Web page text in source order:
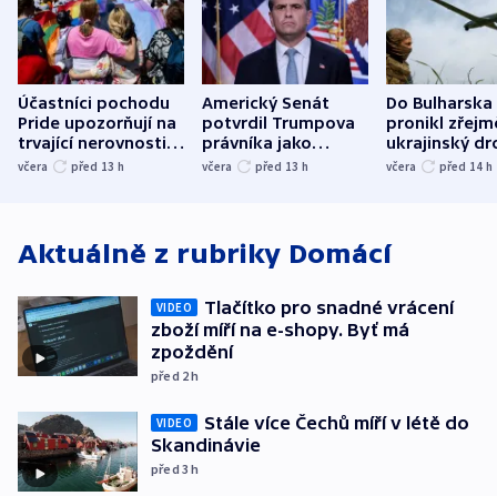
Účastníci pochodu
Pride upozorňují na
trvající nerovnosti i
společenskou
včera před 13 h
Americký Senát
potvrdil Trumpova
právníka jako
ministra
včera před 13 h
Do Bulharska
pronikl
ukrajinský
explodoval
včera před 14 h
Aktuálně z rubriky Domácí
VIDEO
Tlačítko pro snadné vrácení
zboží míří na e-shopy. Byť má
zpoždění
před 2h
VIDEO
Stále více Čechů míří v létě do
Skandinávie
před 3h